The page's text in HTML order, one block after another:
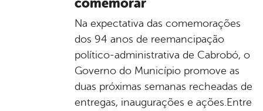
Na expectativa das comemorações
dos 94 anos de reemancipação
político-administrativa de Cabrobó, o
Governo do Município promove as
duas próximas semanas recheadas de
entregas, inaugurações e ações.Entre